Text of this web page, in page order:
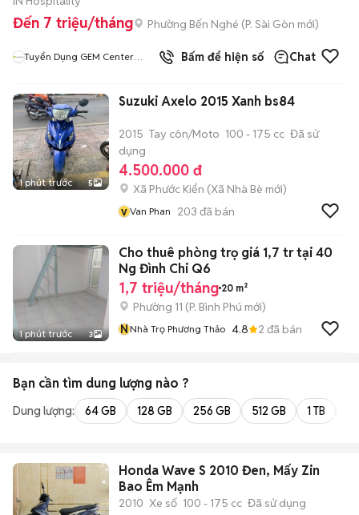
Đến 7 triệu/tháng Phường Bến Nghé (P. Sài Gòn mới)
Tuyển Dụng GEM Center
Bấm để hiện số Chat
1 phút trước 5
Suzuki Axelo 2015 Xanh bs84
2015 Tay côn/Moto 100 - 175 cc Đã sử
dụng
4.500.000 đ
Xã Phước Kiển (Xã Nhà Bè mới)
v Van Phan 203 đã bán
1 phút trước 3
Cho thuê phòng trọ giá 1,7 tr tại 40
Ng Đình Chi Q6
1,7 triệu/tháng 20 m²
Phường 11 (P. Bình Phú mới)
NNhà Trọ Phương Thảo 4.8 2 đã bán
Bạn cần tìm dung lượng nào ?
Dung lượng: 64 GB 128 GB 256 GB 512 GB 1 TB
Honda Wave S 2010 Đen, Mấy Zin
Bao Êm Mạnh
2010 Xe số 100 - 175 cc Đã sử dụng